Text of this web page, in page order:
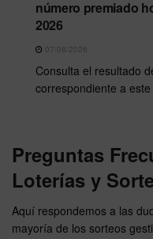
número premiado
2026
07/08/2026
Consulta el resultado
correspondiente a
Preguntas
Loterías y
Aquí respondemos a las
mayoría de los sorteos